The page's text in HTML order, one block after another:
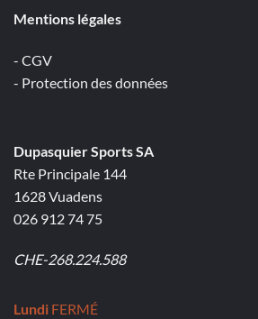
Mentions légales
- CGV
- Protection des données
Dupasquier Sports SA
Rte Principale 144
1628 Vuadens
026 912 74 75
CHE-268.224.588
Lundi FERMÉ